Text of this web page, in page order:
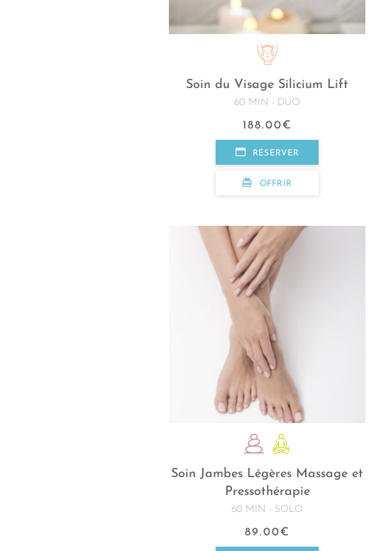
Soin du Visage Silicium Lift
60 MIN - DUO
188.00€
RÉSERVER
OFFRIR
Soin Jambes Légères Massage et
Pressothérapie
60 MIN - SOLO
89.00€